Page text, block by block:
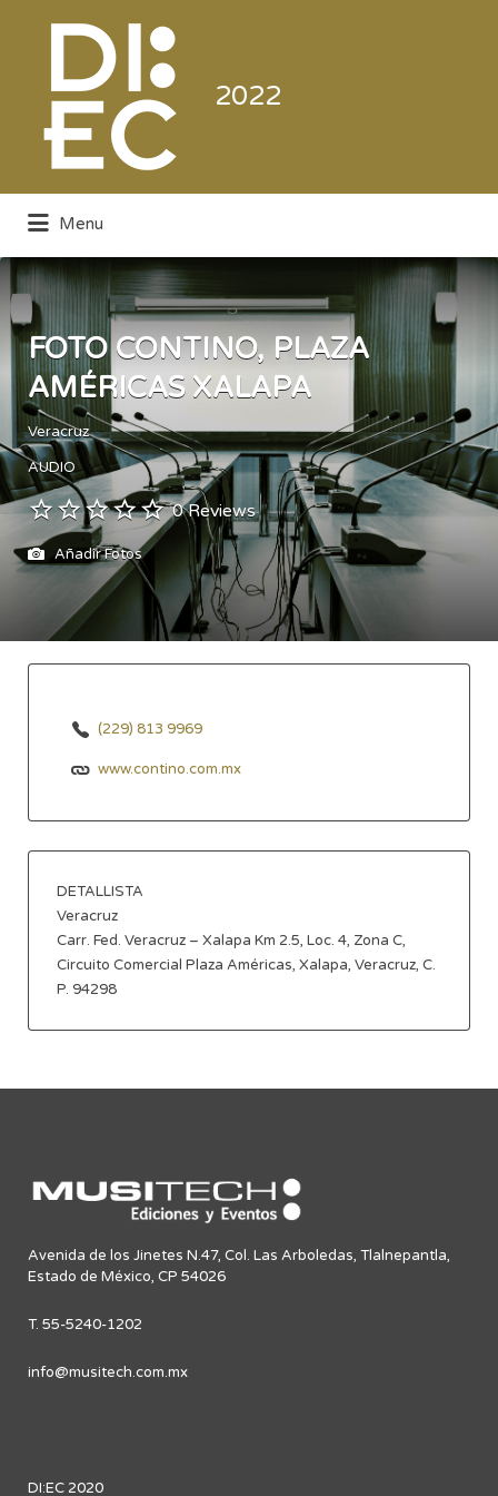
2022
Electrónica de Consumo y Comercial
Buscar
Menu
FOTO CONTINO, PLAZA
AMÉRICAS XALAPA
Veracruz
AUDIO
0 Reviews
Añadir Fotos
(229) 813 9969
www.contino.com.mx
DETALLISTA
Veracruz
Carr. Fed. Veracruz – Xalapa Km 2.5, Loc. 4, Zona C,
Circuito Comercial Plaza Américas, Xalapa, Veracruz, C.
P. 94298
Avenida de los Jinetes N.47, Col. Las Arboledas, Tlalnepantla,
Estado de México, CP 54026
T. 55-5240-1202
info@musitech.com.mx
DI:EC 2020